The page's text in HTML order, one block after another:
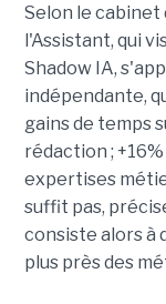
Selon le
l'Assistant, qui
Shadow IA,
indépendante,
gains de temps
rédaction ;
expertises
suffit pas,
consiste alors à
plus près des